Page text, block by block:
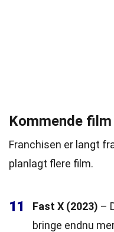
Kommende film
Franchisen er langt
planlagt flere film.
11 Fast X (2023) –
bringe endnu